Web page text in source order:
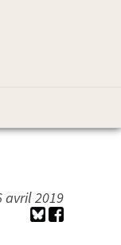
avril 2019